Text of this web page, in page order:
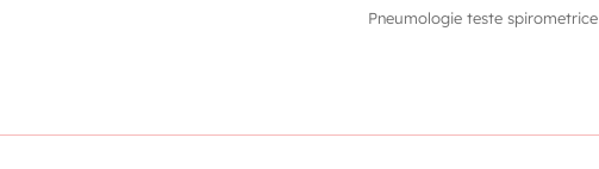
Pneumologie teste spirometrice